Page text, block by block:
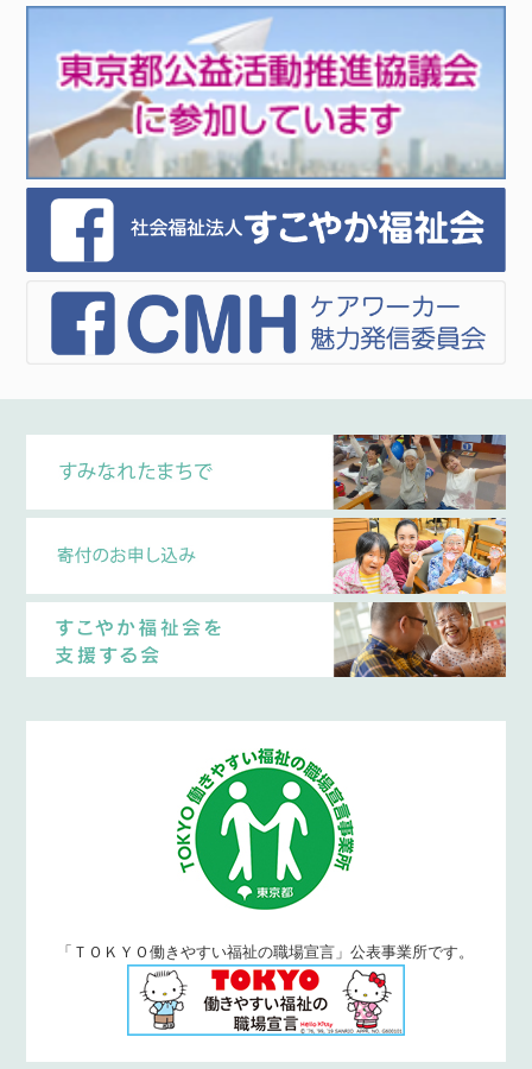
「ＴＯＫＹＯ働きやすい福祉の職場宣言」公表事業所です。